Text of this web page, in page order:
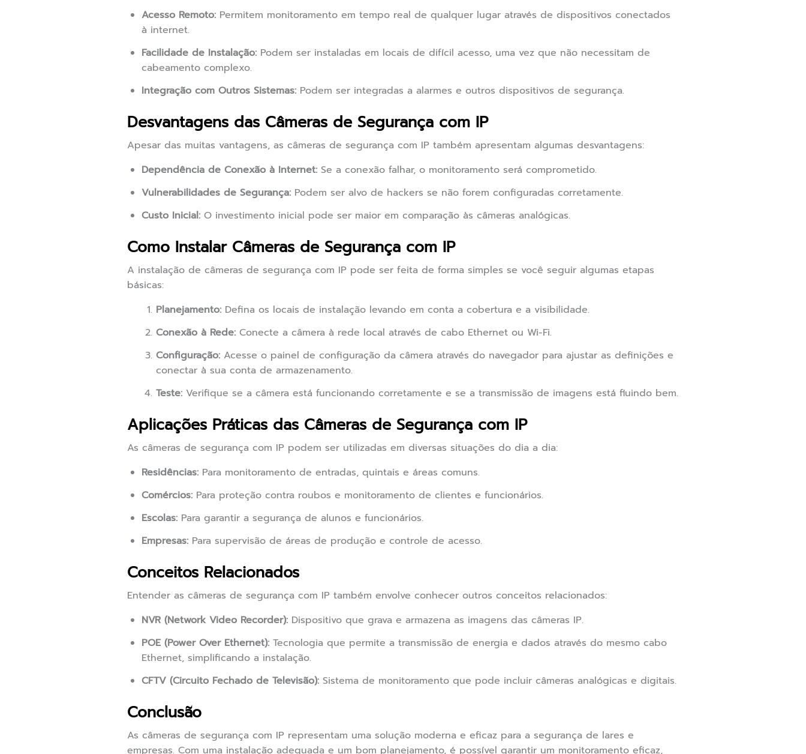
Acesso Remoto: Permitem monitoramento em tempo real de qualquer lugar através de dispositivos conectados
à internet.
Facilidade de Instalação: Podem ser instaladas em locais de difícil acesso, uma vez que não necessitam de
cabeamento complexo.
Integração com Outros Sistemas: Podem ser integradas a alarmes e outros dispositivos de segurança.
Desvantagens das Câmeras de Segurança com IP
Apesar das muitas vantagens, as câmeras de segurança com IP também apresentam algumas desvantagens:
Dependência de Conexão à Internet: Se a conexão falhar, o monitoramento será comprometido.
Vulnerabilidades de Segurança: Podem ser alvo de hackers se não forem configuradas corretamente.
Custo Inicial: O investimento inicial pode ser maior em comparação às câmeras analógicas.
Como Instalar Câmeras de Segurança com IP
A instalação de câmeras de segurança com IP pode ser feita de forma simples se você seguir algumas etapas
básicas:
Planejamento: Defina os locais de instalação levando em conta a cobertura e a visibilidade.
Conexão à Rede: Conecte a câmera à rede local através de cabo Ethernet ou Wi-Fi.
Configuração: Acesse o painel de configuração da câmera através do navegador para ajustar as definições e
conectar à sua conta de armazenamento.
Teste: Verifique se a câmera está funcionando corretamente e se a transmissão de imagens está fluindo bem.
Aplicações Práticas das Câmeras de Segurança com IP
As câmeras de segurança com IP podem ser utilizadas em diversas situações do dia a dia:
Residências: Para monitoramento de entradas, quintais e áreas comuns.
Comércios: Para proteção contra roubos e monitoramento de clientes e funcionários.
Escolas: Para garantir a segurança de alunos e funcionários.
Empresas: Para supervisão de áreas de produção e controle de acesso.
Conceitos Relacionados
Entender as câmeras de segurança com IP também envolve conhecer outros conceitos relacionados:
NVR (Network Video Recorder): Dispositivo que grava e armazena as imagens das câmeras IP.
POE (Power Over Ethernet): Tecnologia que permite a transmissão de energia e dados através do mesmo cabo
Ethernet, simplificando a instalação.
CFTV (Circuito Fechado de Televisão): Sistema de monitoramento que pode incluir câmeras analógicas e digitais.
Conclusão
As câmeras de segurança com IP representam uma solução moderna e eficaz para a segurança de lares e
empresas. Com uma instalação adequada e um bom planejamento, é possível garantir um monitoramento eficaz,